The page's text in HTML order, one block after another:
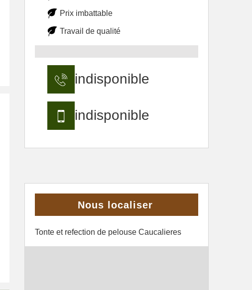
Prix imbattable
Travail de qualité
indisponible
indisponible
Nous localiser
Tonte et refection de pelouse Caucalieres